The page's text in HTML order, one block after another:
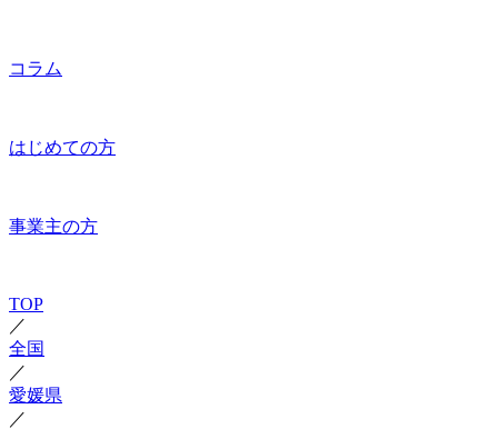
コラム
はじめての方
事業主の方
TOP
／
全国
／
愛媛県
／